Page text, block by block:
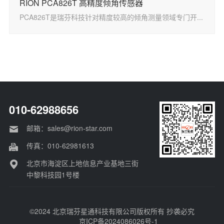
RION PCA826T 高精度倾角传感器
PCA826T是瑞芬科技针对精度较高的倾角测量领域专门开...
010-62988656
邮箱：sales@rion-star.com
传真：010-62981613
北京市海淀区上地信息产业基地三街
中黎科技园1号楼
©2024 北京瑞芬星通科技有限公司版权所有 抄袭必究
京ICP备2024086026号-1